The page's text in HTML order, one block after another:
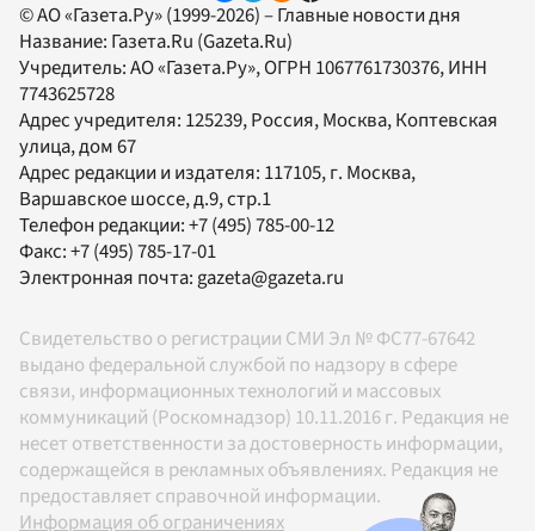
© АО «Газета.Ру» (1999-2026) – Главные новости дня
Название: Газета.Ru (Gazeta.Ru)
Учредитель:АО «Газета.Ру», ОГРН 1067761730376, ИНН
7743625728
Адрес учредителя: 125239, Россия, Москва, Коптевская
улица, дом 67
Адрес редакции и издателя: 117105, г. Москва,
Варшавское шоссе, д.9, стр.1
Телефон редакции:+7 (495) 785-00-12
Факс:+7 (495) 785-17-01
Электронная почта:gazeta@gazeta.ru
Свидетельство о регистрации СМИ Эл № ФС77-67642
выдано федеральной службой по надзору в сфере
связи, информационных технологий и массовых
коммуникаций (Роскомнадзор) 10.11.2016 г. Редакция не
несет ответственности за достоверность информации,
содержащейся в рекламных объявлениях. Редакция не
предоставляет справочной информации.
Информация об ограничениях